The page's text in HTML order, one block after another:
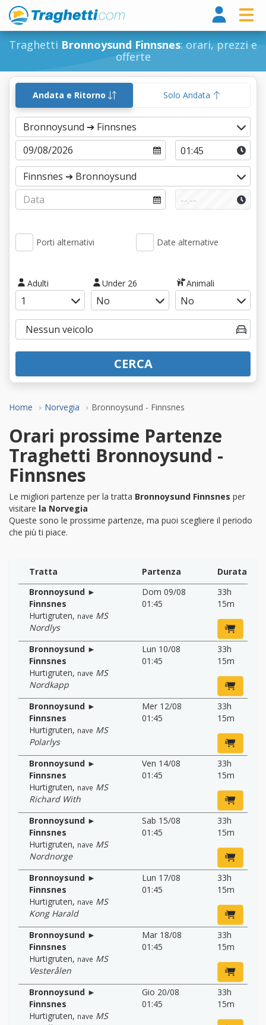
Traghetti Bronnoysund Finnsnes: orari, prezzi e
offerte
Home Norvegia Bronnoysund - Finnsnes
Andata e Ritorno Solo Andata
Porti alternativi Date alternative
Adulti Under 26 Animali
CERCA
Orari prossime Partenze
Traghetti Bronnoysund -
Finnsnes
Le migliori partenze per la tratta Bronnoysund Finnsnes per
visitare la Norvegia
Queste sono le prossime partenze, ma puoi scegliere il periodo
che più ti piace.
Tratta Partenza
Durata
Bronnoysund ►
Finnsnes
Hurtigruten, nave MS
Nordlys
Dom 09/08
01:45
33h
15m
Bronnoysund ►
Finnsnes
Hurtigruten, nave MS
Nordkapp
Lun 10/08
01:45
33h
15m
Bronnoysund ►
Finnsnes
Hurtigruten, nave MS
Polarlys
Mer 12/08
01:45
33h
15m
Bronnoysund ►
Finnsnes
Hurtigruten, nave MS
Richard With
Ven 14/08
01:45
33h
15m
Bronnoysund ►
Finnsnes
Hurtigruten, nave MS
Nordnorge
Sab 15/08
01:45
33h
15m
Bronnoysund ►
Finnsnes
Hurtigruten, nave MS
Kong Harald
Lun 17/08
01:45
33h
15m
Bronnoysund ►
Finnsnes
Hurtigruten, nave MS
Vesterålen
Mar 18/08
01:45
33h
15m
Bronnoysund ►
Finnsnes
Hurtigruten, nave MS
Gio 20/08
01:45
33h
15m